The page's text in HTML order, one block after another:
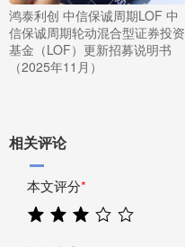
鸿泰利创 中信保诚周期LOF 中
信保诚周期轮动混合型证券投资
基金（LOF）更新招募说明书
（2025年11月）
相关评论
本文评分*